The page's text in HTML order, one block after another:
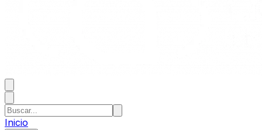
Inicio